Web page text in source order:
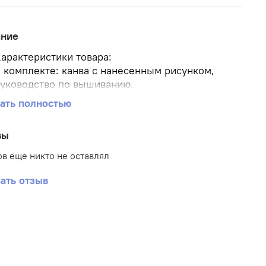
товара:
комплекте: канва с нанесенным рисунком,
по вышиванию.
рисунка
нитки в комплект не входят.
полная
полностью
еще никто не оставлял
отзыв